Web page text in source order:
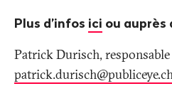
Plus d’infos ici ou auprès
Patrick Durisch, responsable
patrick.durisch@publiceye.